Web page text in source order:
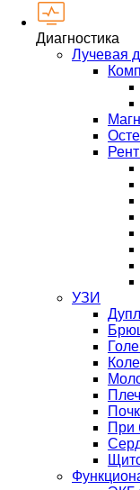
Диагностика
Лучевая
УЗИ
При